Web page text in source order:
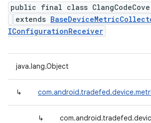
public final class
extends
IConfigurationReceiver
java.lang.Object
↳
↳